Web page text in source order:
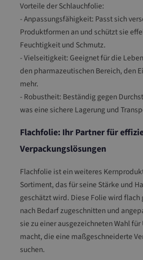
Vorteile der Schlauchfolie:
- Anpassungsfähigkeit: Passt sich
Produktformen an und schützt sie
Feuchtigkeit und Schmutz.
- Vielseitigkeit: Geeignet für die
den pharmazeutischen Bereich, den
mehr.
- Robustheit: Beständig gegen
was eine sichere Lagerung und
Flachfolie: Ihr Partner für
Verpackungslösungen
Flachfolie ist ein weiteres
Sortiment, das für seine Stärke und
geschätzt wird. Diese Folie wird
nach Bedarf zugeschnitten und
sie zu einer ausgezeichneten Wahl
macht, die eine maßgeschneiderte
suchen.